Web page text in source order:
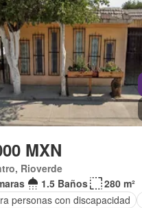
MXN
Rioverde
1.5 Baños
280 m²
personas con discapacidad